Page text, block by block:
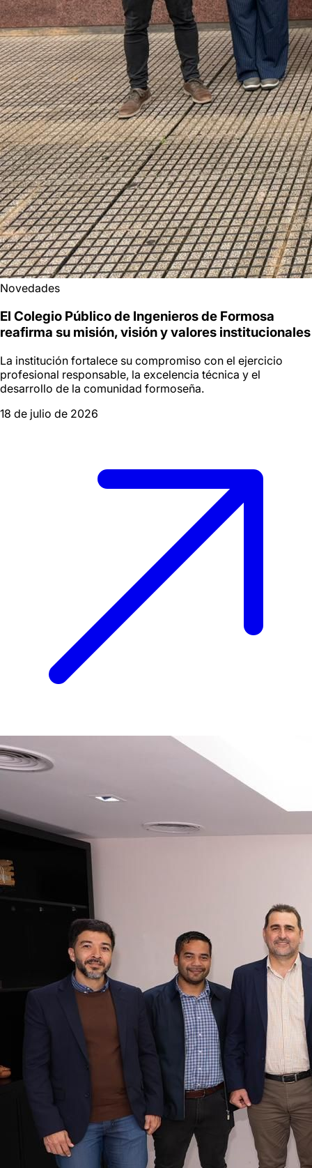
Novedades
El Colegio Público de Ingenieros de Formosa
reafirma su misión, visión y valores institucionales
La institución fortalece su compromiso con el ejercicio
profesional responsable, la excelencia técnica y el
desarrollo de la comunidad formoseña.
18 de julio de 2026